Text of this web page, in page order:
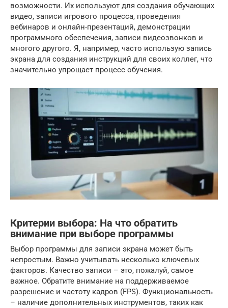
возможности. Их используют для создания обучающих
видео, записи игрового процесса, проведения
вебинаров и онлайн-презентаций, демонстрации
программного обеспечения, записи видеозвонков и
многого другого. Я, например, часто использую запись
экрана для создания инструкций для своих коллег, что
значительно упрощает процесс обучения.
Критерии выбора: На что обратить
внимание при выборе программы
Выбор программы для записи экрана может быть
непростым. Важно учитывать несколько ключевых
факторов. Качество записи – это, пожалуй, самое
важное. Обратите внимание на поддерживаемое
разрешение и частоту кадров (FPS). Функциональность
– наличие дополнительных инструментов, таких как